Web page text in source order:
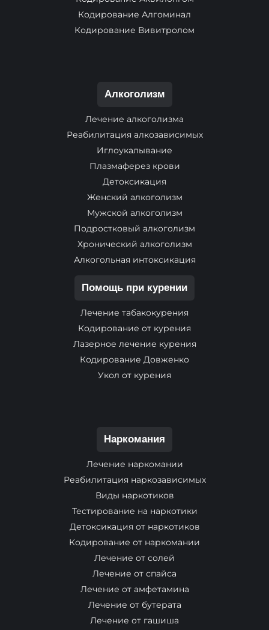
Кодирование Алгоминал
Кодирование Вивитролом
Алкоголизм
Лечение алкоголизма
Реабилитация алкозависимых
Иглоукалывание
Плазмаферез крови
Детоксикация
Женский алкоголизм
Мужской алкоголизм
Подростковый алкоголизм
Хронический алкоголизм
Алкогольная интоксикация
Помощь при курении
Лечение табакокурения
Кодирование от курения
Лазерное лечение курения
Кодирование Довженко
Укол от курения
Наркомания
Лечение наркомании
Реабилитация наркозависимых
Виды наркотиков
Тестирование на наркотики
Детоксикация от наркотиков
Кодирование от наркомании
Лечение от солей
Лечение от спайса
Лечение от амфетамина
Лечение от бутерата
Лечение от гашиша